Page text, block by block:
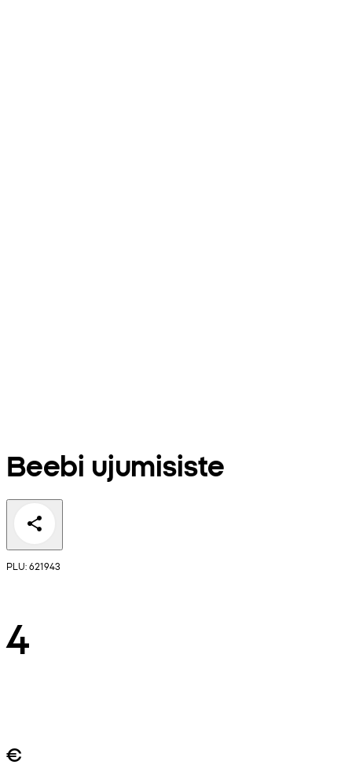
Beebi ujumisiste
PLU: 621943
4
€